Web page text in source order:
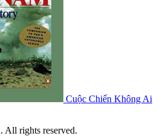
Cuộc Chiến Không Ai
All rights reserved.